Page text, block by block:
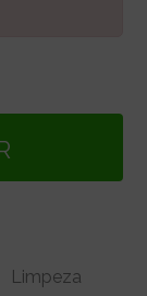
Limpeza